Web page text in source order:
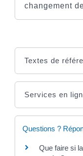
changement
Textes de
Services en
Questions ?
Que faire si